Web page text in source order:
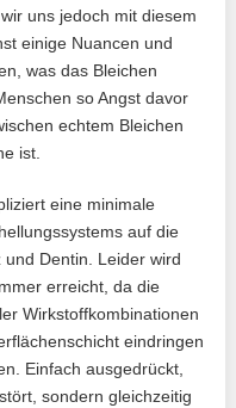
uns jedoch mit diesem
einige Nuancen und
was das Bleichen
so Angst davor
echtem Bleichen
ist.
eine minimale
auf die
Dentin. Leider wird
erreicht, da die
Wirkstoffkombinationen
eindringen
Einfach ausgedrückt,
sondern gleichzeitig